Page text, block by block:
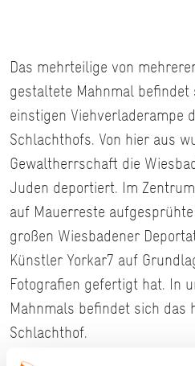
Das mehrteilige von
gestaltete Mahnmal
einstigen Viehverladerampe
Schlachthofs. Von hier aus
Gewaltherrschaft die
Juden deportiert. Im
auf Mauerreste
großen Wiesbadener
Künstler Yorkar7 auf
Fotografien gefertigt hat. In
Mahnmals befindet sich das
Schlachthof.